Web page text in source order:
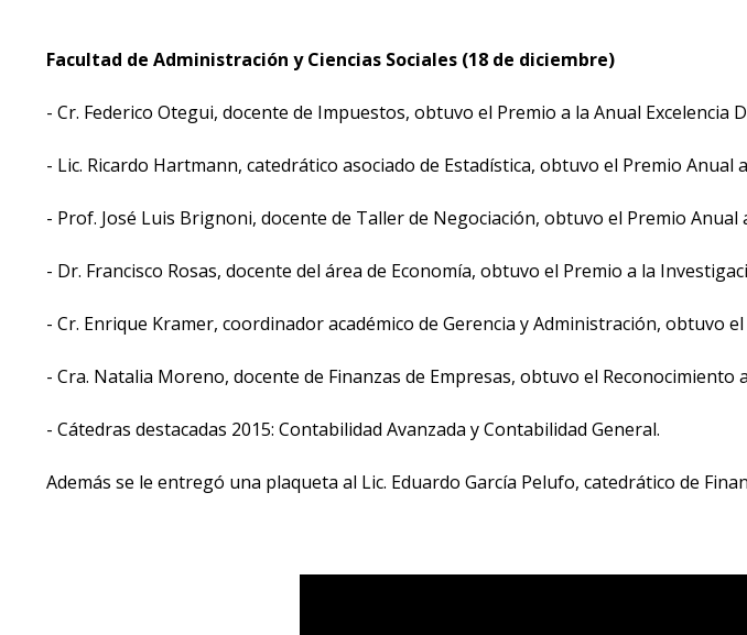
Facultad de Administración y Ciencias Sociales (18 de diciembre)
- Cr. Federico Otegui, docente de Impuestos, obtuvo el Premio a la Anual Excelencia
- Lic. Ricardo Hartmann, catedrático asociado de Estadística, obtuvo el Premio Anual
- Prof. José Luis Brignoni, docente de Taller de Negociación, obtuvo el Premio Anual
- Dr. Francisco Rosas, docente del área de Economía, obtuvo el Premio a la
- Cr. Enrique Kramer, coordinador académico de Gerencia y Administración, obtuvo
- Cra. Natalia Moreno, docente de Finanzas de Empresas, obtuvo el Reconocimiento
- Cátedras destacadas 2015: Contabilidad Avanzada y Contabilidad General.
Además se le entregó una plaqueta al Lic. Eduardo García Pelufo, catedrático de